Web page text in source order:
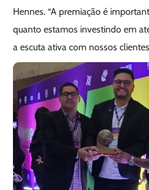
Hennes. “A premiação é
quanto estamos investindo em
a escuta ativa com nossos